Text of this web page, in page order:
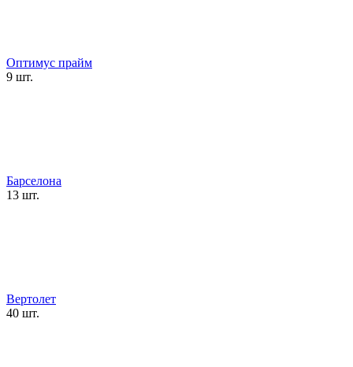
Оптимус прайм
9 шт.
Барселона
13 шт.
Вертолет
40 шт.